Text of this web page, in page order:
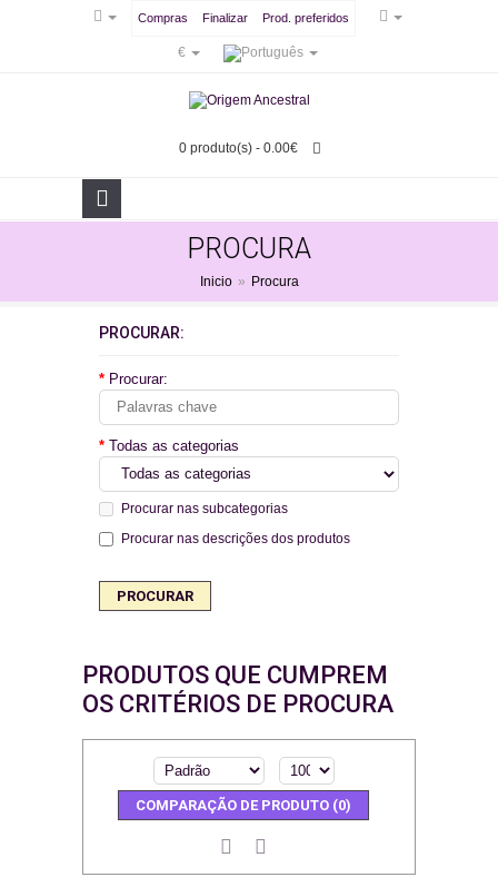
Compras Finalizar Prod. preferidos
€
0 produto(s) - 0.00€
PROCURA
Inicio » Procura
PROCURAR:
Procurar:
Todas as categorias
Procurar nas subcategorias
Procurar nas descrições dos produtos
PRODUTOS QUE CUMPREM
OS CRITÉRIOS DE PROCURA
COMPARAÇÃO DE PRODUTO (0)